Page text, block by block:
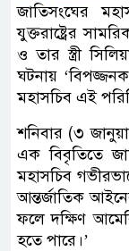
জাতিসংঘের
যুক্তরাষ্ট্রের
ও তার স্ত্রী
ঘটনায়
মহাসচিব এই
শনিবার (৩
এক বিবৃতিতে
মহাসচিব
আন্তর্জাতিক
ফলে দক্ষিণ
হতে পারে।’